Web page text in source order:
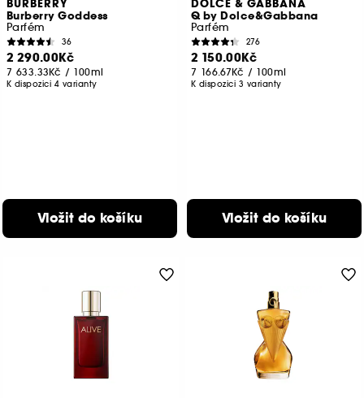
BURBERRY
Burberry Goddess
Parfém
36
2 290.00Kč
7 633.33Kč / 100ml
K dispozici 4 varianty
Vložit do košíku
DOLCE & GABBANA
Q by Dolce&Gabbana
Parfém
276
2 150.00Kč
7 166.67Kč / 100ml
K dispozici 3 varianty
Vložit do košíku